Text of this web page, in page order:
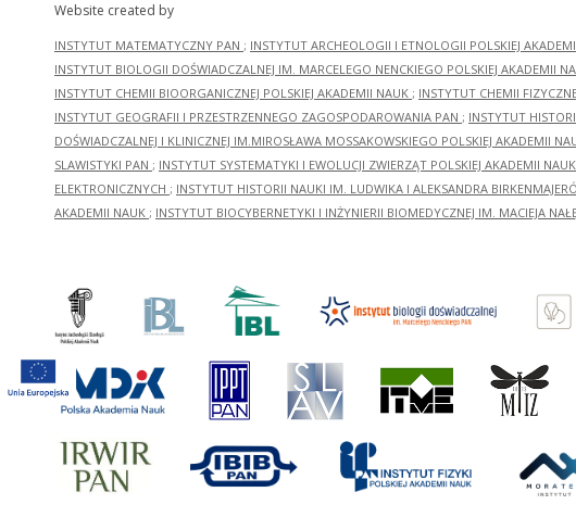
Website created by
INSTYTUT MATEMATYCZNY PAN ; INSTYTUT ARCHEOLOGII I ETNOLOGII POLSKIEJ
INSTYTUT BIOLOGII DOŚWIADCZALNEJ IM. MARCELEGO NENCKIEGO POLSKIEJ AKADEMII
INSTYTUT CHEMII BIOORGANICZNEJ POLSKIEJ AKADEMII NAUK ; INSTYTUT CHEMII
INSTYTUT GEOGRAFII I PRZESTRZENNEGO ZAGOSPODAROWANIA PAN ; INSTYTUT
DOŚWIADCZALNEJ I KLINICZNEJ IM.MIROSŁAWA MOSSAKOWSKIEGO POLSKIEJ AKADEMII
SLAWISTYKI PAN ; INSTYTUT SYSTEMATYKI I EWOLUCJI ZWIERZĄT POLSKIEJ AKADEMII NAUK
ELEKTRONICZNYCH ; INSTYTUT HISTORII NAUKI IM. LUDWIKA I ALEKSANDRA
AKADEMII NAUK ; INSTYTUT BIOCYBERNETYKI I INŻYNIERII BIOMEDYCZNEJ IM. MACIEJA